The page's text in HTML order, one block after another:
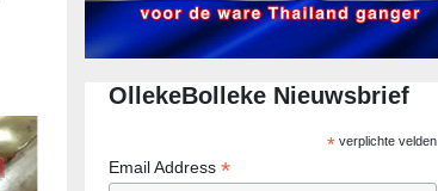
OllekeBolleke Nieuwsbrief
*verplichte velden
Email Address *